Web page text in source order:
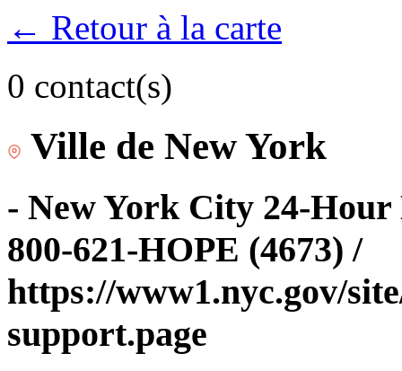
← Retour à la carte
0 contact(s)
Ville de New York
- New York City 24-
800-621-HOPE (4673) /
https://www1.nyc.gov/
support.page